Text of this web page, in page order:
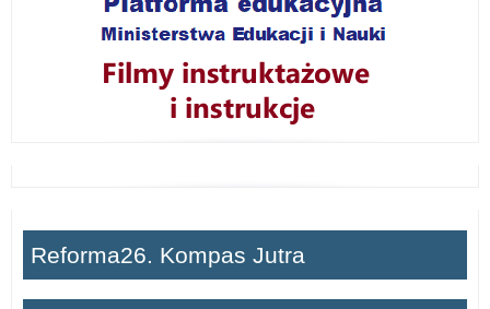
Reforma26. Kompas Jutra